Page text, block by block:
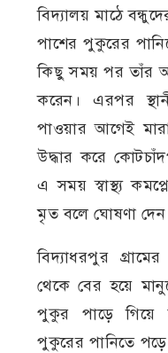
বিদ্যালয় মাঠে
পাশের পুকুরের
কিছু সময় পর তাঁর
করেন। এরপর
পাওয়ার আগেই
উদ্ধার করে
এ সময় স্বাস্থ্য
মৃত বলে ঘোষণা
বিদ্যাধরপুর
থেকে বের হয়ে
পুকুর পাড়ে গিয়ে
পুকুরের পানিতে